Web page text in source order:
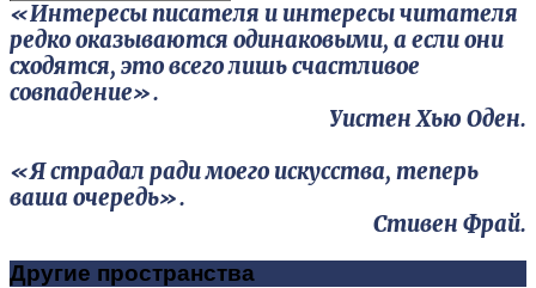
«Интересы писателя и интересы читателя
редко оказываются одинаковыми, а если они
сходятся, это всего лишь счастливое
совпадение».
Уистен Хью Оден.
«Я страдал ради моего искусства, теперь
ваша очередь».
Стивен Фрай.
Другие пространства